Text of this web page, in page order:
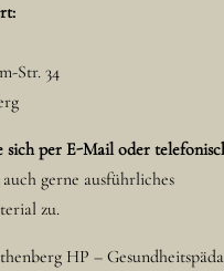
Str. 34
sich per E-Mail oder
gerne ausführliches
zu.
HP –